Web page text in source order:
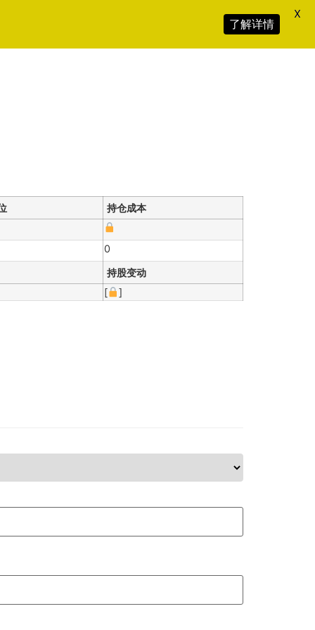
持仓成本
0
持股变动
[
]
了解详情
X